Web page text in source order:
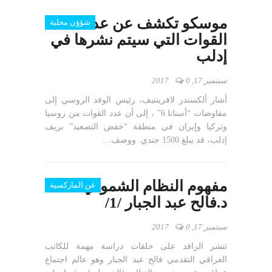
شؤؤن محليةموسكو تكشف عن عدد
القوات التي سيتم نشرها في
إدلب
سبتمبر 17, 2017 0
أشار ألكسندر لافرينتيف، رئيس الوفد الروسي إلى
مفاوضات “أستانا 6” ، إلى أن عدد القوات من روسيا
وتركيا وإيران في منطقة “خفض التصعيد” بريف
إدلب، قد يبلغ 1500 جندي. ووصف…
عن الماركسيةمفهوم النظام الشمولي –
د.فالح عبد الجبار /1/
سبتمبر 17, 2017 0
تنشر الرافد على حلقات دراسة مهمة للكاتب
العراقي التقدمي فالح عبد الجبار وهو عالم اجتماع